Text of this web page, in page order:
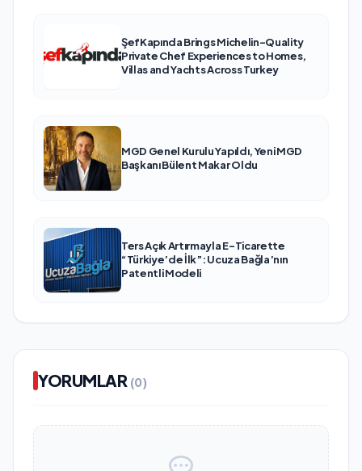
ŞefKapında Brings Michelin-Quality
Private Chef Experiences to Homes,
Villas and Yachts Across Turkey
MGD Genel Kurulu Yapıldı, Yeni MGD
Başkanı Bülent Makar Oldu
Ters Açık Artırmayla E-Ticarette
“Türkiye’de İlk”: Ucuza Bağla’nın
Patentli Modeli
YORUMLAR (0)